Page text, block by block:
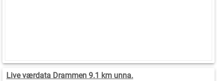
Live værdata Drammen 9.1 km unna.